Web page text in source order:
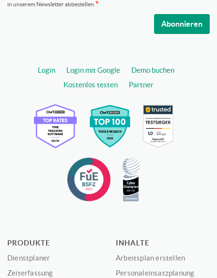
in unserem Newsletter abbestellen.
Abonnieren
Login Login mit Google
Demo buchen
Kostenlos testen
Partner
PRODUKTE
Dienstplaner
Zeiterfassung
INHALTE
Arbeitsplan erstellen
Personaleinsatzplanung